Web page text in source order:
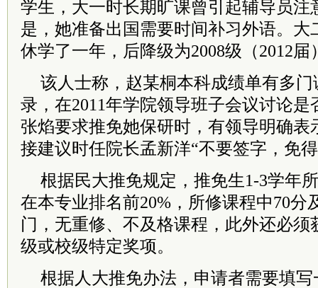
学生，大一时长期旷课曾引起辅导员注
是，她准备出国需要时间补习外语。大
休学了一年，后降级为2008级（2012届
该人士称，赵某桐本科成绩单有多
录，在2011年学院领导班子会议讨论
张焰要求推免她保研时，有领导明确表
接建议时任院长孟新洋“不要签字，免
根据民大推免规定，推免生1-3学年
在本专业排名前20%，所修课程中70分
门，无重修、不及格课程，此外还必须
级或校级特定奖项。
根据人大推免办法，申请者需要填